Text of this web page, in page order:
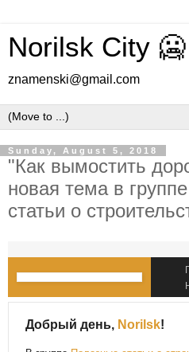
Norilsk City 🥶
znamenski@gmail.com
Sunday, August 5, 2018
"Как вымостить
новая тема в
статьи о
Добрый день, Norilsk!